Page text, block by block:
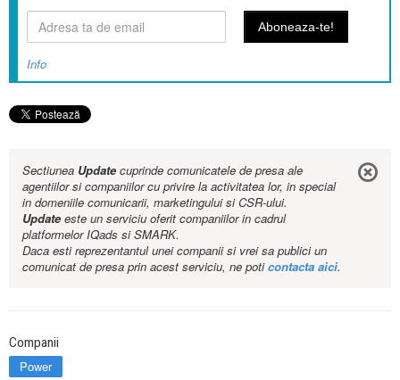
Info
Sectiunea Updatecuprinde comunicatele de presa ale
agentiilor si companiilor cu privire la activitatea lor, in special
in domeniile comunicarii, marketingului si CSR-ului.
Updateeste un serviciu oferit companiilor in cadrul
platformelor IQads si SMARK.
Daca esti reprezentantul unei companii si vrei sa publici un
comunicat de presa prin acest serviciu, ne poticontacta aici.
Companii
Power